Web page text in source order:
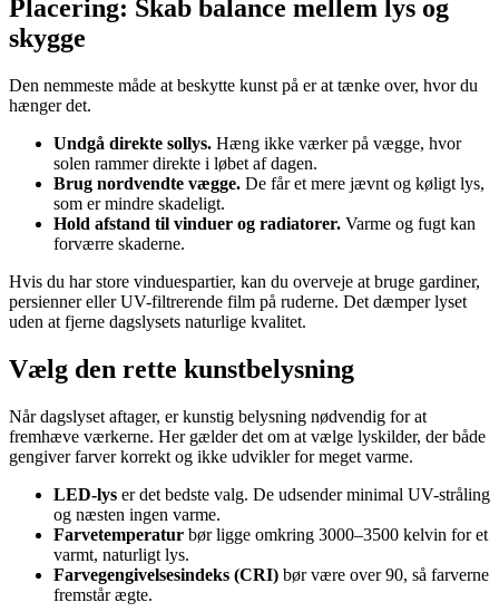
Placering: Skab balance mellem lys og
skygge
Den nemmeste måde at beskytte kunst på er at tænke over, hvor du
hænger det.
Undgå direkte sollys. Hæng ikke værker på vægge, hvor
solen rammer direkte i løbet af dagen.
Brug nordvendte vægge. De får et mere jævnt og køligt lys,
som er mindre skadeligt.
Hold afstand til vinduer og radiatorer. Varme og fugt kan
forværre skaderne.
Hvis du har store vinduespartier, kan du overveje at bruge gardiner,
persienner eller UV-filtrerende film på ruderne. Det dæmper lyset
uden at fjerne dagslysets naturlige kvalitet.
Vælg den rette kunstbelysning
Når dagslyset aftager, er kunstig belysning nødvendig for at
fremhæve værkerne. Her gælder det om at vælge lyskilder, der både
gengiver farver korrekt og ikke udvikler for meget varme.
LED-lys er det bedste valg. De udsender minimal UV-stråling
og næsten ingen varme.
Farvetemperatur bør ligge omkring 3000–3500 kelvin for et
varmt, naturligt lys.
Farvegengivelsesindeks (CRI) bør være over 90, så farverne
fremstår ægte.